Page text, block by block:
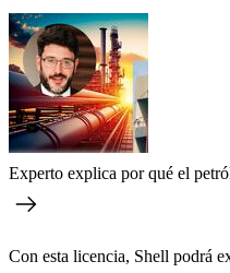
Experto explica por qué el
Con esta licencia, Shell podrá